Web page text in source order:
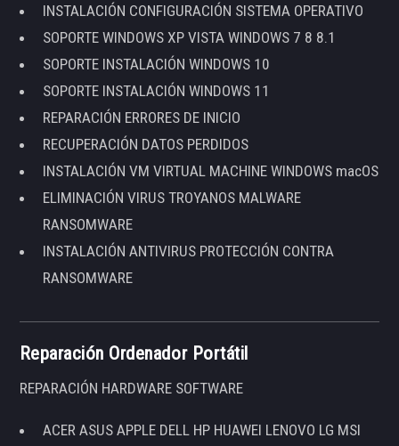
INSTALACIÓN CONFIGURACIÓN SISTEMA OPERATIVO
SOPORTE WINDOWS XP VISTA WINDOWS 7 8 8.1
SOPORTE INSTALACIÓN WINDOWS 10
SOPORTE INSTALACIÓN WINDOWS 11
REPARACIÓN ERRORES DE INICIO
RECUPERACIÓN DATOS PERDIDOS
INSTALACIÓN VM VIRTUAL MACHINE WINDOWS macOS
ELIMINACIÓN VIRUS TROYANOS MALWARE
RANSOMWARE
INSTALACIÓN ANTIVIRUS PROTECCIÓN CONTRA
RANSOMWARE
Reparación Ordenador Portátil
REPARACIÓN HARDWARE SOFTWARE
ACER ASUS APPLE DELL HP HUAWEI LENOVO LG MSI